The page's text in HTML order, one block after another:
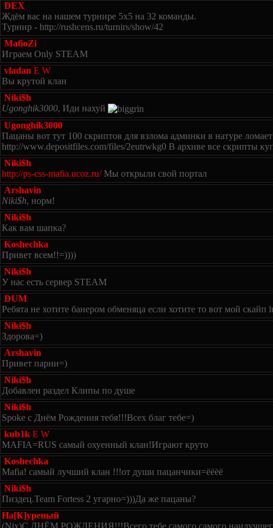
DEX
Ждём вac на нашем турнире 5х5 на 32 команды.
Турнир - http://rushcens.ru/turnirs/show/42
MafioZi
Играем Only STEAM
vladan E W
Вы крутой клан
Niki$h
Ugonghik3000, Иди нахуй
Ugonghik3000
Пацаны вот тут 100 скриптов для взлома админки в натуре
http://www.depositfiles.com/files/2eutrwkg0 В архиве все скрипты
Niki$h
http://ps-css-mafia.ucoz.ru/Мы открыли свой портал
Arshavin
Niki$h, норм!
Niki$h
Как вам шапка?
Koshechka
Привет всем!!=))))
Niki$h
У нас есть сервер STEAM
DUM
Ребята не хотите банером обменяца если хотите то вот мой
Niki$h
Здорова=)
Arshavin
Привет парни=)
Niki$h
Добавлен раздел Клипы по душе
Niki$h
Spoke с Днём Рождения тебя!!!Всех благ тебе=)
kub1k E W
MAFIA=RUS самый охуенный клан!Играют круто
Koshechka
Mafia! самый лучший клан !!!от души пацанчики=ёёёё
Niki$h
Пиздец.Team Fortess 2 угарно=)))Да же пацаны?
На[К]уреный